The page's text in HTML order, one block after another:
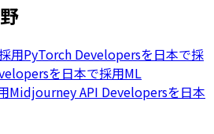
用PyTorch Developersを日本で採
を日本で採用ML
Midjourney API Developersを日本